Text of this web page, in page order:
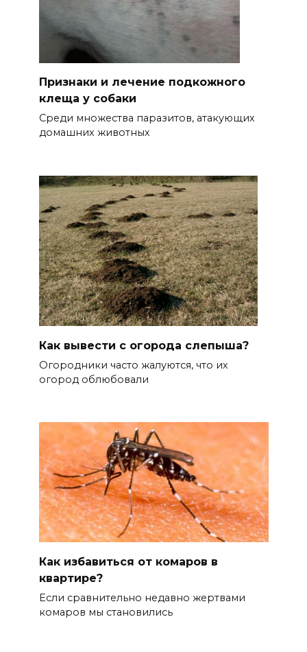
Признаки и лечение подкожного
клеща у собаки
Среди множества паразитов, атакующих
домашних животных
Как вывести с огорода слепыша?
Огородники часто жалуются, что их
огород облюбовали
Как избавиться от комаров в
квартире?
Если сравнительно недавно жертвами
комаров мы становились